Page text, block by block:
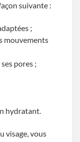
suivante :
;
mouvements
pores ;
hydratant.
visage, vous